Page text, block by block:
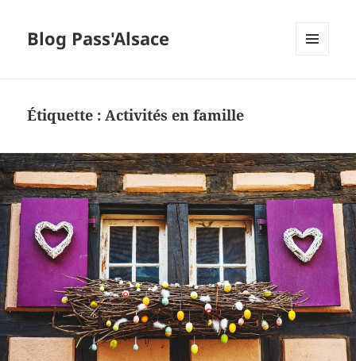
Blog Pass'Alsace
Étiquette :Activités en famille